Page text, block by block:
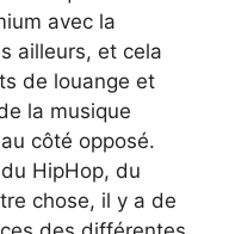
avec la
ailleurs, et cela
de louange et
la musique
côté opposé.
HipHop, du
chose, il y a de